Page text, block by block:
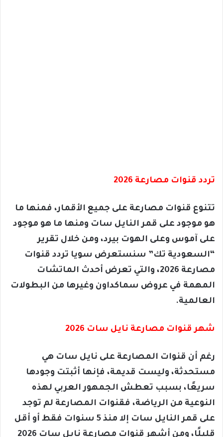
تردد قنوات مصارعة 2026
تتنوع قنوات مصارعة على جميع الأقمار، فمنها ما
هو موجود على قمر النايل سات ومنها ما هو موجود
على آموس وعلى الهوت بيرد، ومن خلال تقرير
“السعودية تك” سنستعرض سويا تردد قنوات
مصارعة 2026، والتي تعرض أحدث الماتشات
المهمة في عروض سماكداون وغيرها من البطولات
العالمية.
شهر قنوات مصارعة نايل سات 2026
رغم أن قنوات المصارعة على نايل سات هي
مستحدثة، وليست قديمة، فإنها أثبتت وجودها
سريعًا، بسبب تعطش الجمهور العربي لهذه
النوعية من الرياضة، فقنوات المصارعة لم توجد
على قمر النايل سات إلا منذ 5 سنوات فقط أو أقل
قليلًا، ومن أشهر قنوات مصارعة نايل سات 2026